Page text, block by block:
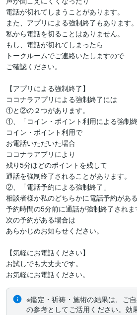
電話が切れてしまうことがあります。
また、アプリによる強制終了もあります。
私から電話を切ることはありません。
もし、電話が切れてしまったら
トークルームでご連絡いたしますので
ご確認ください。
【アプリによる強制終了】
ココナラアプリによる強制終了には
①と②の２つがあります。
①、「コイン・ポイント利用による強制終
コイン・ポイント利用で
お電話いただいた場合
ココナラアプリにより
残り5分ほどのポイントを残して
通話を強制終了されることがあります。
②、「電話予約による強制終了」
相談者様か私のどちらかに電話予約があ
予約時間の5分前に通話が強制終了されま
次の予約がある場合は
あらかじめお知らせください。
【気軽にお電話ください】
お試しでも大丈夫です。
お気軽にお電話ください。
※鑑定・祈祷・施術の結果は、ご
の参考としてご活用ください。効